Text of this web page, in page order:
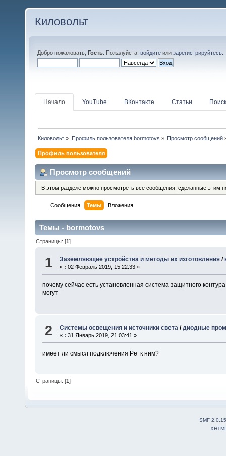
Киловольт
Добро пожаловать, Гость . Пожалуйста, войдите или зарегистрируйтесь
Начало YouTube ВКонтакте Статьи Поиск
Киловольт » Профиль пользователя bormotovs » Просмотр сообщений
Профиль пользователя
Просмотр сообщений
В этом разделе можно просмотреть все сообщения, сделанные этим
Сообщения Темы Вложения
Темы - bormotovs
Страницы: [1]
1 Заземляющие устройства и методы их изготовления /
« : 02 Февраль 2019, 15:22:33 »
почему сейчас есть установленная система защитного
могут
2 Системы освещения и источники света /диодные
« : 31 Январь 2019, 21:03:41 »
имеет ли смысл подключения Pe к ним?
Страницы: [1]
SMF 2.0.15